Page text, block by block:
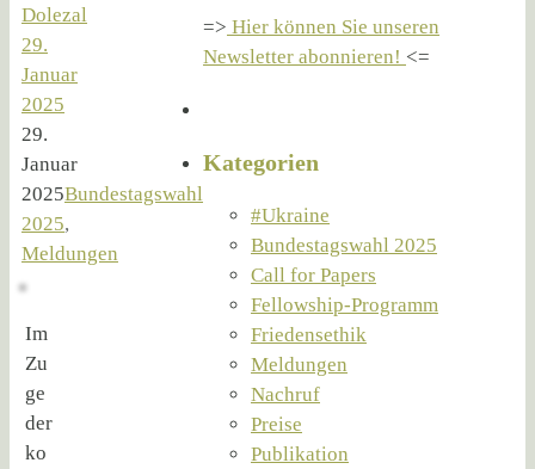
Dolezal
29.
Januar
2025
29.
Januar
2025Bundestagswahl
2025,
Meldungen
Im
Zu
ge
der
ko
=> Hier können Sie unseren
Newsletter abonnieren! <=
Kategorien
#Ukraine
Bundestagswahl 2025
Call for Papers
Fellowship-Programm
Friedensethik
Meldungen
Nachruf
Preise
Publikation